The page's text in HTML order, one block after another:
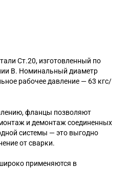
Ст.20, изготовленный по
B. Номинальный диаметр
рабочее давление — 63 кгс/
фланцы позволяют
и демонтаж соединенных
системы — это выгодно
от сварки.
применяются в